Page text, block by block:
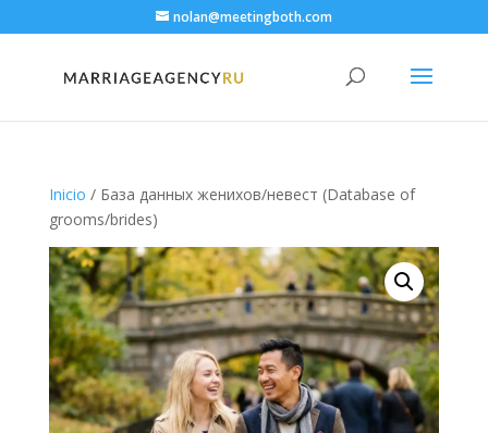
nolan@meetingboth.com
Inicio / База данных женихов/невест (Database of
grooms/brides)